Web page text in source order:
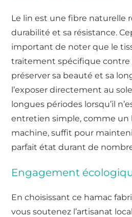
Le lin est une fibre naturelle
durabilité et sa résistance.
important de noter que le
traitement spécifique contre
préserver sa beauté et sa
l’exposer directement au
longues périodes lorsqu’il
entretien simple, comme un
machine, suffit pour
parfait état durant de
Engagement
En choisissant ce hamac
vous soutenez l’artisanat